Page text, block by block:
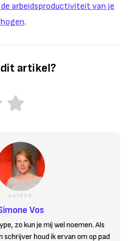
de arbeidsproductiviteit van je
.
artikel?
AUTEUR
Vos
zo kun je mij wel noemen. Als
schrijver houd ik ervan om op pad